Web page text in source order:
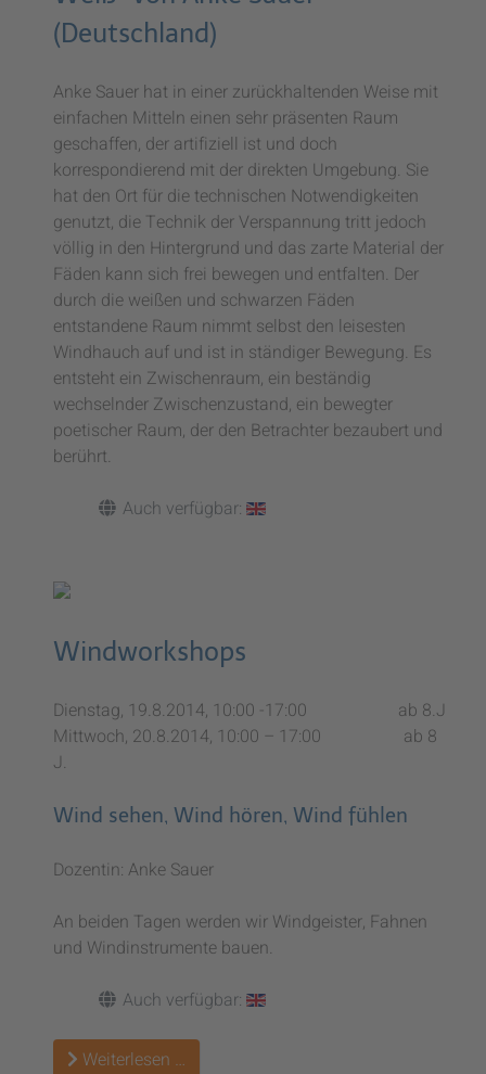
(Deutschland)
Anke Sauer hat in einer zurückhaltenden Weise mit
einfachen Mitteln einen sehr präsenten Raum
geschaffen, der artifiziell ist und doch
korrespondierend mit der direkten Umgebung. Sie
hat den Ort für die technischen Notwendigkeiten
genutzt, die Technik der Verspannung tritt jedoch
völlig in den Hintergrund und das zarte Material der
Fäden kann sich frei bewegen und entfalten. Der
durch die weißen und schwarzen Fäden
entstandene Raum nimmt selbst den leisesten
Windhauch auf und ist in ständiger Bewegung. Es
entsteht ein Zwischenraum, ein beständig
wechselnder Zwischenzustand, ein bewegter
poetischer Raum, der den Betrachter bezaubert und
berührt.
Auch verfügbar:
Windworkshops
Dienstag, 19.8.2014, 10:00 -17:00 ab 8.J
Mittwoch, 20.8.2014, 10:00 – 17:00 ab 8
J.
Wind sehen, Wind hören, Wind fühlen
Dozentin: Anke Sauer
An beiden Tagen werden wir Windgeister, Fahnen
und Windinstrumente bauen.
Auch verfügbar:
Weiterlesen …